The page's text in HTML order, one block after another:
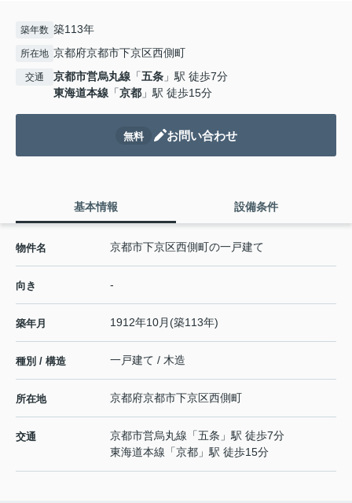
築年数 築113年
所在地 京都府京都市下京区西側町
交通 京都市営烏丸線 「五条 」駅 徒歩7分
東海道本線 「京都 」駅 徒歩15分
無料 お問い合わせ
基本情報 設備条件
物件名 京都市下京区西側町の一戸建て
向き -
築年月 1912年10月(築113年)
種別 / 構造 一戸建て / 木造
所在地 京都府京都市下京区西側町
交通 京都市営烏丸線 「五条 」駅 徒歩7分
東海道本線 「京都 」駅 徒歩15分